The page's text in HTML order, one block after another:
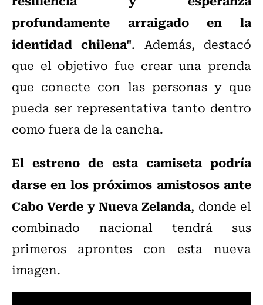
profundamente arraigado en la
identidad chilena". Además, destacó
que el objetivo fue crear una prenda
que conecte con las personas y que
pueda ser representativa tanto dentro
como fuera de la cancha.
El estreno de esta camiseta podría
darse en los próximos amistosos ante
Cabo Verde y Nueva Zelanda, donde el
combinado nacional tendrá sus
primeros aprontes con esta nueva
imagen.